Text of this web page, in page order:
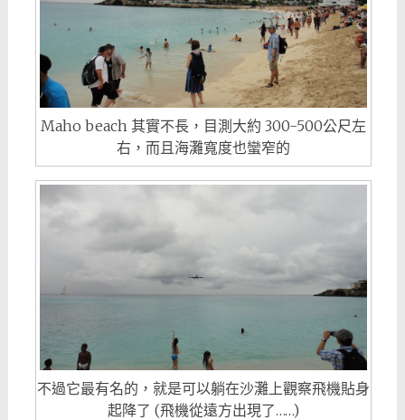
Maho beach 其實不長，目測大約 300-500公尺左
右，而且海灘寬度也蠻窄的
不過它最有名的，就是可以躺在沙灘上觀察飛機貼身
起降了 (飛機從遠方出現了……)